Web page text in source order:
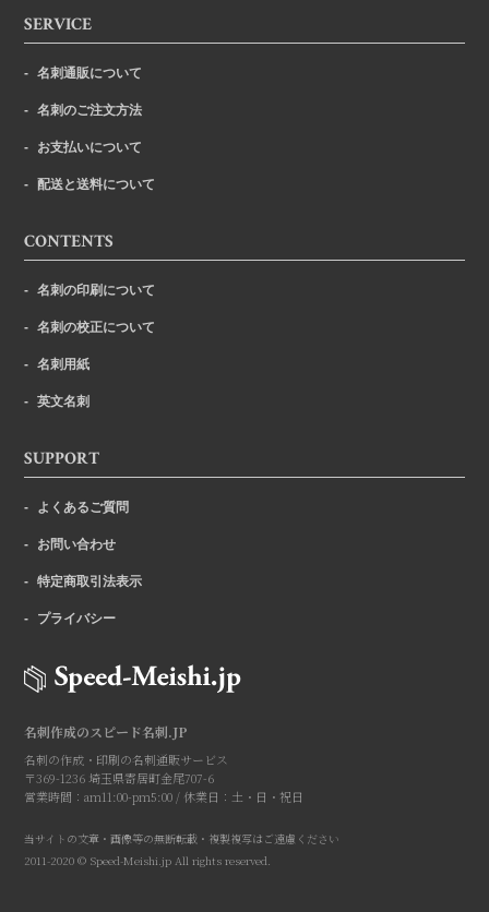
SERVICE
名刺通販について
名刺のご注文方法
お支払いについて
配送と送料について
CONTENTS
名刺の印刷について
名刺の校正について
名刺用紙
英文名刺
SUPPORT
よくあるご質問
お問い合わせ
特定商取引法表示
プライバシー
名刺作成のスピード名刺.JP
名刺の作成・印刷の名刺通販サービス
〒369-1236 埼玉県寄居町金尾707-6
営業時間：am11:00-pm5:00 / 休業日：土・日・祝日
当サイトの文章・画像等の無断転載・複製複写はご遠慮ください
2011-2020 © Speed-Meishi.jp All rights reserved.